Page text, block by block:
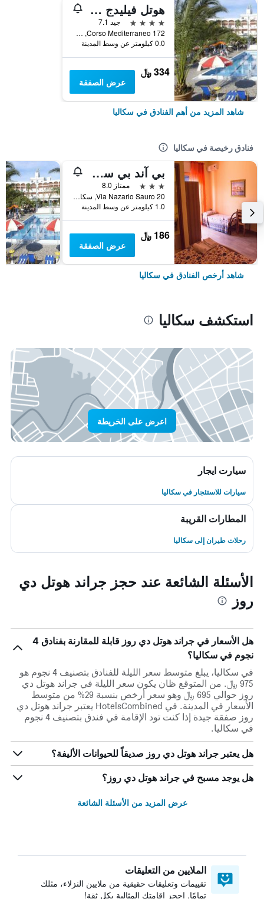
هوتل فيليدج كلوب سانتا كاترينا
4 نجوم
جيد 7.1
Corso Mediterraneo 172, سكاليا, كالابريا, إيطاليا
0.0 كيلومتر عن وسط المدينة
334 ﷼
عرض الصفقة
شاهد المزيد من أهم الفنادق في سكاليا
فنادق رخيصة في سكاليا
بي آند بي سكاليا رومز
3 نجوم
ممتاز 8.0
Via Nazario Sauro 20, سكاليا, كالابريا, إيطاليا
1.0 كيلومتر عن وسط المدينة
186 ﷼
عرض الصفقة
شاهد أرخص الفنادق في سكاليا
استكشف سكاليا
اعرض على الخريطة
سيارت ايجار
سيارات للاستئجار في سكاليا
المطارات القريبة
رحلات طيران إلى سكاليا
الأسئلة الشائعة عند حجز جراند هوتل دي
روز
هل الأسعار في جراند هوتل دي روز قابلة للمقارنة بفنادق 4
نجوم في سكاليا؟
في سكاليا، يبلغ متوسط ​​سعر الليلة للفنادق بتصنيف 4 نجوم هو
975 ﷼. من المتوقع ظان يكون سعر الليلة في جراند هوتل دي
روز حوالي 695 ﷼ وهو سعر أرخص بنسبة 29% من متوسط
الأسعار في المدينة. في HotelsCombined يعتبر جراند هوتل دي
روز صفقة جيدة إذا كنت تود الإقامة في فندق بتصنيف 4 نجوم
في سكاليا.
هل يعتبر جراند هوتل دي روز صديقاً للحيوانات الأليفة؟
هل يوجد مسبح في جراند هوتل دي روز؟
عرض المزيد من الأسئلة الشائعة
الملايين من التعليقات
تقييمات وتعليقات حقيقية من ملايين النزلاء، مثلك
تمامًا. احجز إقامتك المثالية بكل ثقة!